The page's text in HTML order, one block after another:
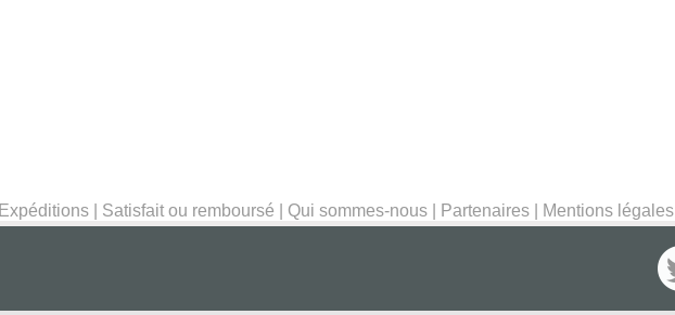
Expéditions Satisfait ou remboursé Qui sommes-nous Partenaires Mentions légales